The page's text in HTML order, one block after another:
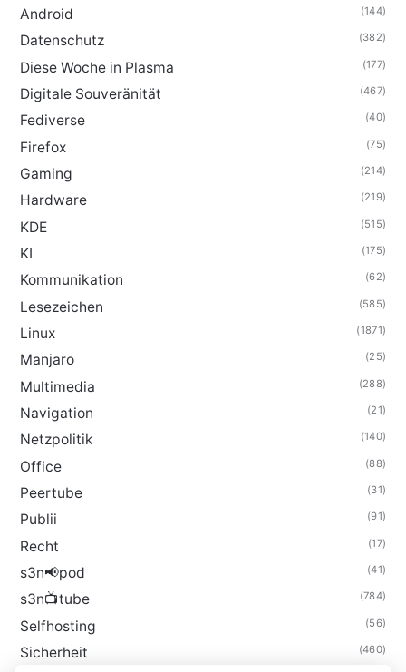
Android (144)
Datenschutz (382)
Diese Woche in Plasma (177)
Digitale Souveränität (467)
Fediverse (40)
Firefox (75)
Gaming (214)
Hardware (219)
KDE (515)
KI (175)
Kommunikation (62)
Lesezeichen (585)
Linux (1871)
Manjaro (25)
Multimedia (288)
Navigation (21)
Netzpolitik (140)
Office (88)
Peertube (31)
Publii (91)
Recht (17)
s3n📢pod (41)
s3n📺tube (784)
Selfhosting (56)
Sicherheit (460)